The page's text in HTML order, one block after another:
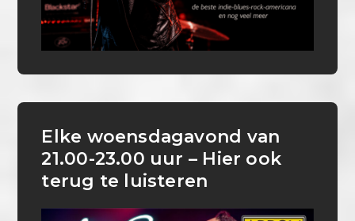
Elke woensdagavond van
21.00-23.00 uur – Hier ook
terug te luisteren